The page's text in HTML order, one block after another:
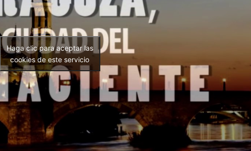
Haga clic para aceptar las
cookies de este servicio